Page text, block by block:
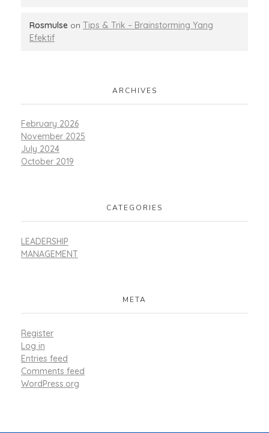
Rosmulse on Tips & Trik – Brainstorming Yang
Efektif
ARCHIVES
February 2026
November 2025
July 2024
October 2019
CATEGORIES
LEADERSHIP
MANAGEMENT
META
Register
Log in
Entries feed
Comments feed
WordPress.org